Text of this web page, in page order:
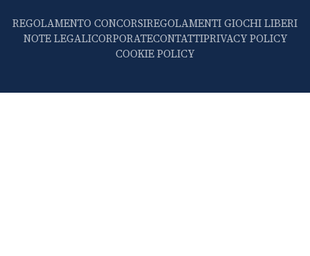
REGOLAMENTO CONCORSIREGOLAMENTI GIOCHI LIBERI
NOTE LEGALICORPORATECONTATTIPRIVACY POLICY
COOKIE POLICY